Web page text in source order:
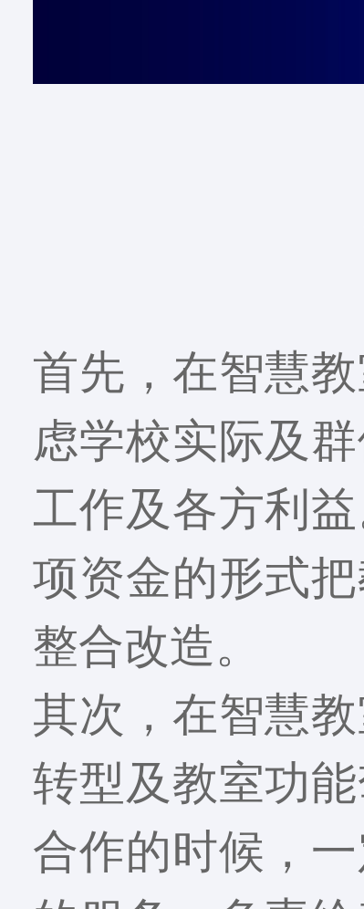
首先，在智慧
虑学校实际及
工作及各方利
项资金的形式
整合改造。
其次，在智慧
转型及教室功
合作的时候，